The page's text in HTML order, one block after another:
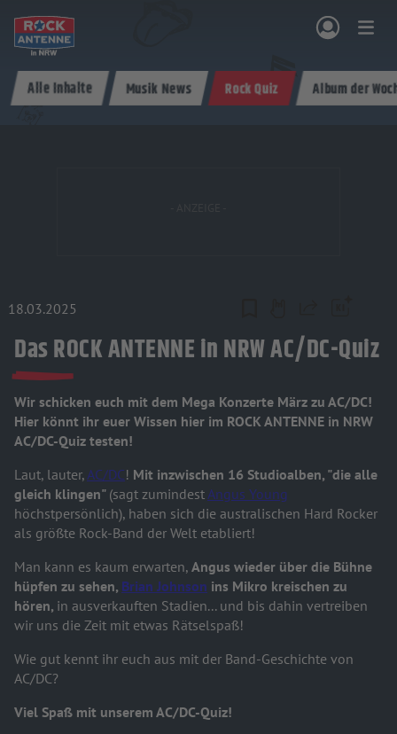
& PROGRAMM AKTIONEN & KONZERTE MUSIK ROCKCOMMUNITY SHOPPEN
Alle Inhalte Musik News Rock Quiz Album der
18.03.2025
Das ROCK ANTENNE in NRW AC/DC-Quiz
Wir schicken euch mit dem Mega Konzerte März zu AC/DC!
Hier könnt ihr euer Wissen hier im ROCK ANTENNE in NRW
AC/DC-Quiz testen!
Laut, lauter,AC/DC! Mit inzwischen 16 Studioalben, "die alle
gleich klingen" (sagt zumindestAngus Young
höchstpersönlich), haben sich die australischen Hard Rocker
als größte Rock-Band der Welt etabliert!
Man kann es kaum erwarten, Angus wieder über die Bühne
hüpfen zu sehen, Brian Johnson ins Mikro kreischen zu
hören, in ausverkauften Stadien... und bis dahin vertreiben
wir uns die Zeit mit etwas Rätselspaß!
Wie gut kennt ihr euch aus mit der Band-Geschichte von
AC/DC?
Viel Spaß mit unserem AC/DC-Quiz!